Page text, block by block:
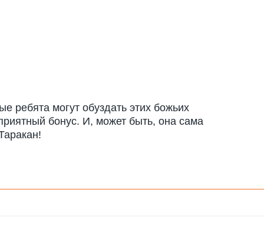
ребята могут обуздать этих божьих
бонус. И, может быть, она сама